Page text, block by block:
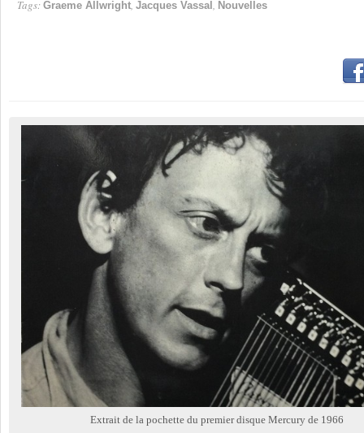
Tags: Graeme Allwright, Jacques Vassal , Nouvelles
Extrait de la pochette du premier disque Mercury de 1966